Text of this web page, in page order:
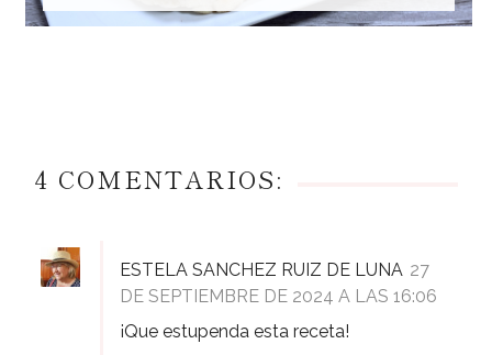
4 COMENTARIOS:
ESTELA SANCHEZ RUIZ DE LUNA 27
DE SEPTIEMBRE DE 2024 A LAS 16:06
¡Que estupenda esta receta!